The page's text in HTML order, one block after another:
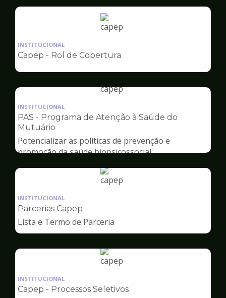
Ilustração
pagina
Capep
INSTITUCIONAL
Capep - Rol de Cobertura
Ilustração
pagina
Capep
INSTITUCIONAL
PAS - Programa de Atenção à Saúde do
Mutuário
Potencializar as políticas de prevenção e
promoção da saúde biopsicossocial
Ilustração
Capep
INSTITUCIONAL
Parcerias Capep
Lista e Termo de Parceria
Ilustração
pagina
INSTITUCIONAL
Capep - Processos Seletivos